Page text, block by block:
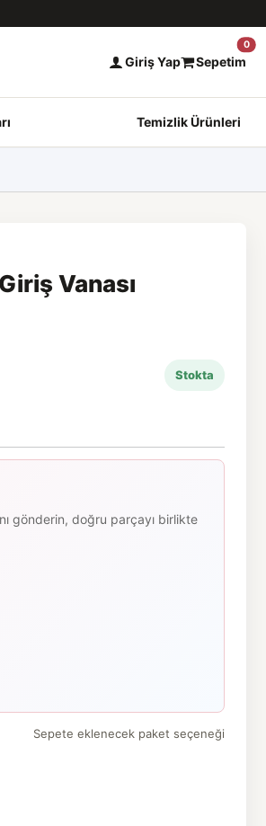
Giriş Yap Sepetim
0
Temizlik Ürünleri
Vanası
Stokta
gönderin, doğru parçayı birlikte
Sepete eklenecek paket seçeneği